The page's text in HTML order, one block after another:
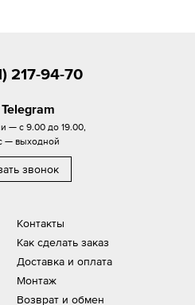
Контакты
Как сделать заказ
Доставка и оплата
Монтаж
Возврат и обмен
217-94-70
Telegram
— с 9.00 до 19.00,
— выходной
звонок